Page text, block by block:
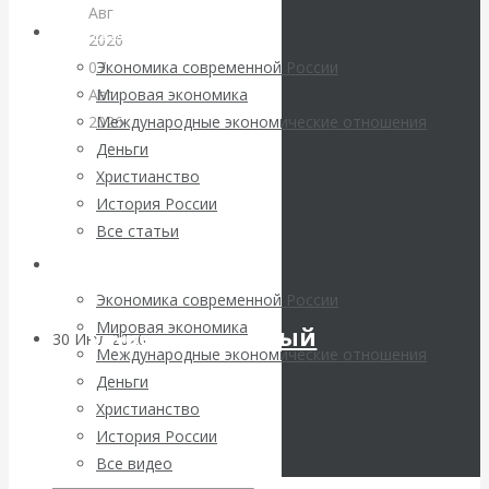
Архив статей
Экономика современной России
Мировая экономика
Международные экономические отношения
Деньги
Христианство
История России
Все статьи
Экономика современной России
Мировая экономика
Международные экономические отношения
Деньги
Христианство
История России
Все видео
погоду на
финансовых
рынках?
Минфины хотят
быть главнее
30 Июл 2026Цифровая
экономика
Валентин
Авг
2026
07
Авг
2026
Экономика
современной
России
Катасонов.
Инвестиционный
кризис
в
России.